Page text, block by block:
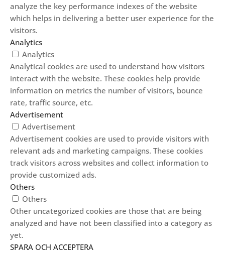
analyze the key performance indexes of the website
which helps in delivering a better user experience for the
visitors.
Analytics
Analytics
Analytical cookies are used to understand how visitors
interact with the website. These cookies help provide
information on metrics the number of visitors, bounce
rate, traffic source, etc.
Advertisement
Advertisement
Advertisement cookies are used to provide visitors with
relevant ads and marketing campaigns. These cookies
track visitors across websites and collect information to
provide customized ads.
Others
Others
Other uncategorized cookies are those that are being
analyzed and have not been classified into a category as
yet.
SPARA OCH ACCEPTERA